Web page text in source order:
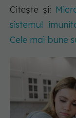
Citește și:
sistemul
Cele mai bune